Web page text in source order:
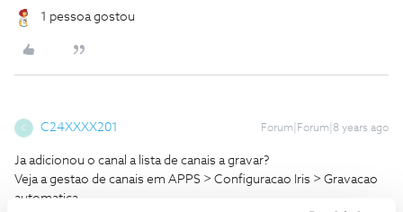
1 pessoa gostou
C C24XXXX201 Forum|Forum|8 years ago
Ja adicionou o canal a lista de canais a gravar?
Veja a gestao de canais em APPS > Configuracao Iris > Gravacao
automatica.